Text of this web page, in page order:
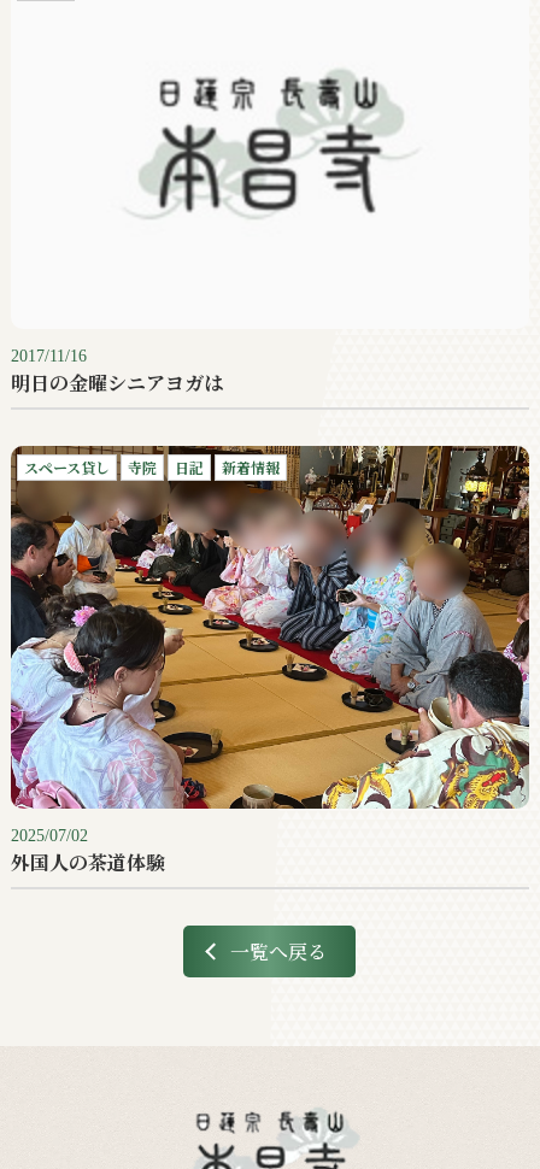
2017/11/16
明日の金曜シニアヨガは
スペース貸し 寺院 日記 新着情報
2025/07/02
外国人の茶道体験
一覧へ戻る